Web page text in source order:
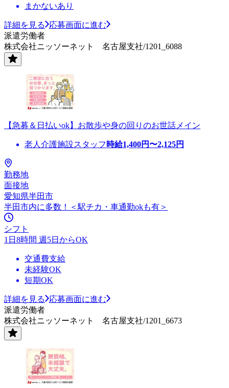
まかないあり
詳細を見る
応募画面に進む
派遣労働者
株式会社ニッソーネット 名古屋支社/1201_6088
【急募＆日払いok】お散歩や身の回りのお世話メイン
老人介護施設スタッフ 時給1,400円〜2,125円
勤務地
面接地
愛知県半田市
半田市内に多数！＜駅チカ・車通勤okも有＞
シフト
1日8時間 週5日からOK
交通費支給
未経験OK
短期OK
詳細を見る
応募画面に進む
派遣労働者
株式会社ニッソーネット 名古屋支社/1201_6673